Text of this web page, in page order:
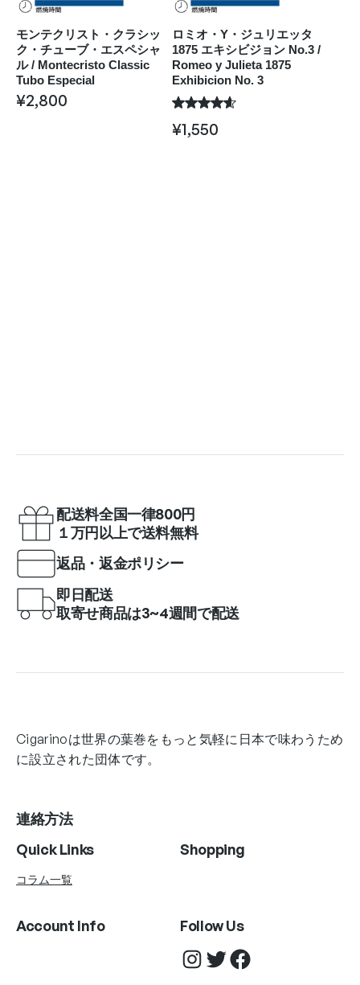
モンテクリスト・クラシッ
ク・チューブ・エスペシャ
ル / Montecristo Classic
Tubo Especial
¥2,800
ロミオ・Y・ジュリエッタ
1875 エキシビジョン No.3 /
Romeo y Julieta 1875
Exhibicion No. 3
¥1,550
配送料全国一律800円
１万円以上で送料無料
返品・返金ポリシー
即日配送
取寄せ商品は3~4週間で配送
Cigarinoは世界の葉巻をもっと気軽に日本で味わうため
に設立された団体です。
連絡方法
Quick Links
コラム一覧
Shopping
Account Info Follow Us
Instagram Twitter Facebook